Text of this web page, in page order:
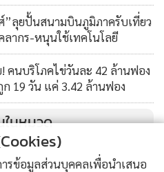
”ลุยปั้นสนามบินภูมิภาครับเที่ยว
ากร-หนุนใช้เทคโนโลยี
คนบริโภคไข่วันละ 42 ล้านฟอง
19 วัน แค่ 3.42 ล้านฟอง
ในหมวด
ารข้อมูลส่วนบุคคลเพื่อนำเสนอ